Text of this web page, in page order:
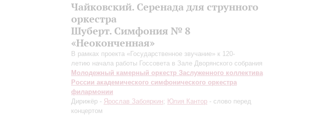
Чайковский. Серенада для струнного
оркестра
Шуберт. Симфония № 8
«Неоконченная»
В рамках проекта «Государственное звучание» к 120-
летию начала работы Госсовета в Зале Дворянского собрания
Молодежный камерный оркестр Заслуженного коллектива
России академического симфонического оркестра
филармонии
Дирижёр - Ярослав Забояркин; Юлия Кантор - слово перед
концертом